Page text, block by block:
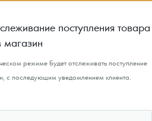
поступления товара
магазин
режиме будет отслеживать поступление
с последующим уведомлением клиента.